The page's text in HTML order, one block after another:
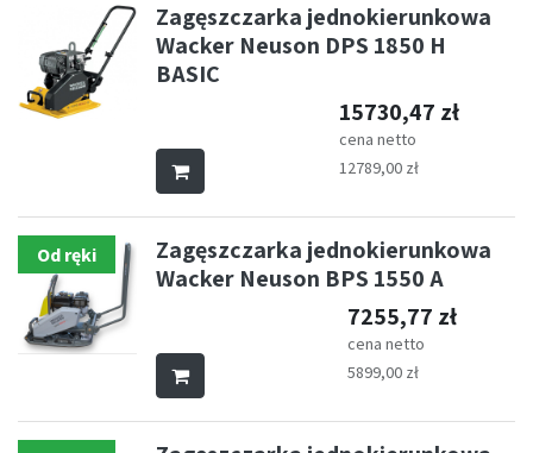
Zagęszczarka jednokierunkowa
Wacker Neuson DPS 1850 H
BASIC
15730,47 zł
cena netto
12789,00 zł
Od ręki
Zagęszczarka jednokierunkowa
Wacker Neuson BPS 1550 A
7255,77 zł
cena netto
5899,00 zł